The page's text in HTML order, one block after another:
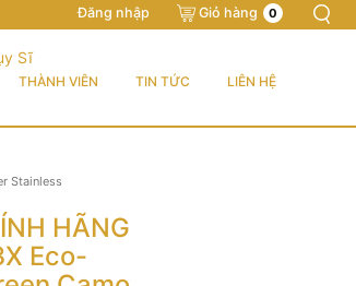
Đăng nhập Giỏ hàng 0
THÀNH VIÊN TIN TỨC LIÊN HỆ
Stainless
HÃNG
Eco-